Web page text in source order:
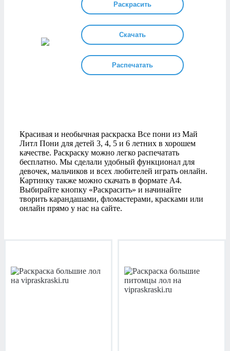
Раскрасить
Скачать
Распечатать
Красивая и необычная раскраска Все пони из Май
Литл Пони для детей 3, 4, 5 и 6 летних в хорошем
качестве. Раскраску можно легко распечатать
бесплатно. Мы сделали удобный функционал для
девочек, мальчиков и всех любителей играть онлайн.
Картинку также можно скачать в формате А4.
Выбирайте кнопку «Раскрасить» и начинайте
творить карандашами, фломастерами, красками или
онлайн прямо у нас на сайте.